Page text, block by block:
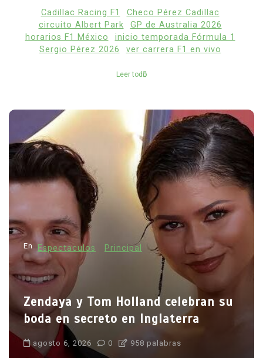
Cadillac Racing F1
Checo Pérez Cadillac
circuito Albert Park
GP de Australia 2026
horarios F1 México
inicio temporada Fórmula 1
Sergio Pérez 2026
ver carrera F1 en vivo
Leer todo
En Espectaculos Principal
Zendaya y Tom Holland celebran su
boda en secreto en Inglaterra
agosto 6, 2026 0 958 palabras